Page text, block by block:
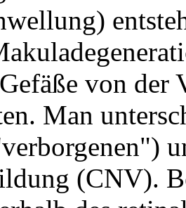
von der
Man
(CNV).